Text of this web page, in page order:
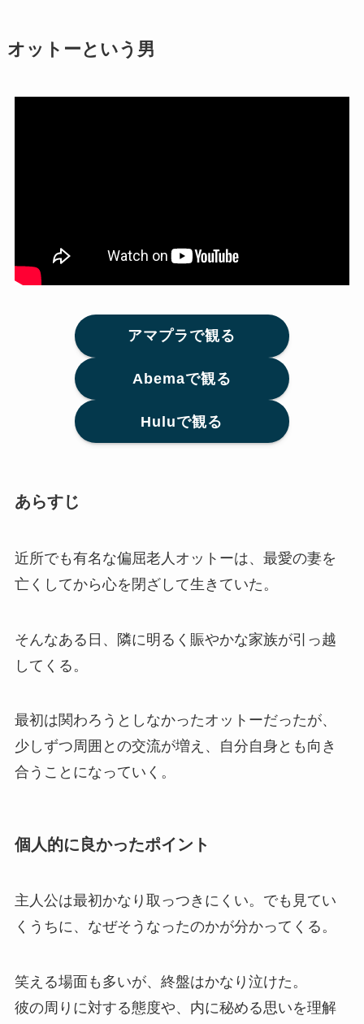
オットーという男
アマプラで観る
Abemaで観る
Huluで観る
あらすじ
近所でも有名な偏屈老人オットーは、最愛の妻を
亡くしてから心を閉ざして生きていた。
そんなある日、隣に明るく賑やかな家族が引っ越
してくる。
最初は関わろうとしなかったオットーだったが、
少しずつ周囲との交流が増え、自分自身とも向き
合うことになっていく。
個人的に良かったポイント
主人公は最初かなり取っつきにくい。でも見てい
くうちに、なぜそうなったのかが分かってくる。
笑える場面も多いが、終盤はかなり泣けた。
彼の周りに対する態度や、内に秘める思いを理解